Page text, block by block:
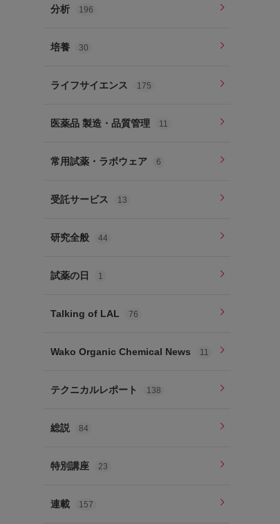
分析 196
培養 30
ライフサイエンス 175
医薬品 製造・品質管理 11
常用試薬・ラボウェア 6
受託サービス 13
研究全般 44
試薬の日 1
Talking of LAL 76
Wako Organic Chemical News 11
テクニカルレポート 138
総説 84
特別講座 23
連載 157